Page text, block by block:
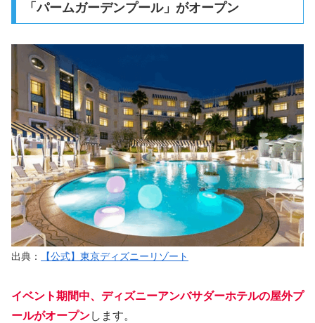
「パームガーデンプール」がオープン
出典： 【公式】東京ディズニーリゾート
イベント期間中、ディズニーアンバサダーホテルの屋外プ
ールがオープンします。